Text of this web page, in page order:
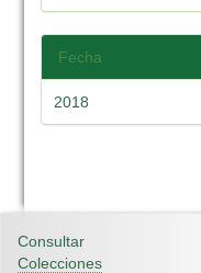
Fecha
2018
Consultar
Colecciones